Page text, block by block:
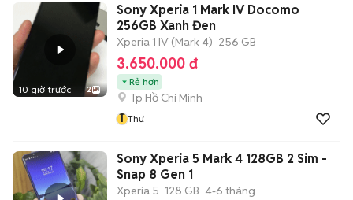
10 giờ trước 2
Sony Xperia 1 Mark IV Docomo
256GB Xanh Đen
Xperia 1 IV (Mark 4) 256 GB
3.650.000 đ
Rẻ hơn
Tp Hồ Chí Minh
T Thư
Sony Xperia 5 Mark 4 128GB 2 Sim -
Snap 8 Gen 1
Xperia 5 128 GB 4-6 tháng